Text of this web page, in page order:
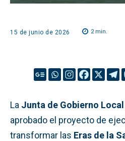
15 de junio de 2026 2min.
La Junta de Gobierno
aprobado el proyecto de
transformar las Eras de la